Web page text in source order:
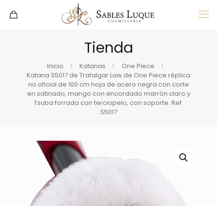
Tienda
Inicio Katanas
One Piece
Katana S5017 de Trafalgar Law de One Piece réplica
no oficial de 100 cm hoja de acero negra con corte
en satinado, mango con encordado marrón claro y
Tsuba forrada con terciopelo, con soporte. Ref.
S5017